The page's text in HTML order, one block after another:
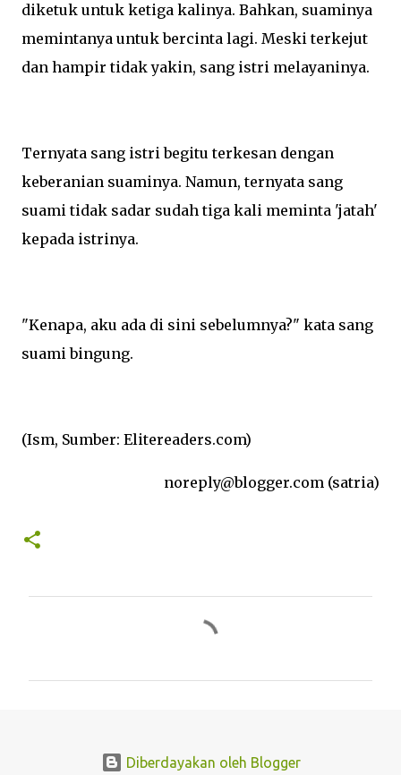
diketuk untuk ketiga kalinya. Bahkan, suaminya
memintanya untuk bercinta lagi. Meski terkejut
dan hampir tidak yakin, sang istri melayaninya.
Ternyata sang istri begitu terkesan dengan
keberanian suaminya. Namun, ternyata sang
suami tidak sadar sudah tiga kali meminta 'jatah'
kepada istrinya.
"Kenapa, aku ada di sini sebelumnya?" kata sang
suami bingung.
(Ism, Sumber: Elitereaders.com)
noreply@blogger.com (satria)
Diberdayakan oleh Blogger